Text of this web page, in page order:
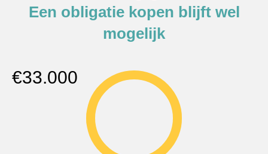
Een obligatie kopen blijft wel
mogelijk
€33.000